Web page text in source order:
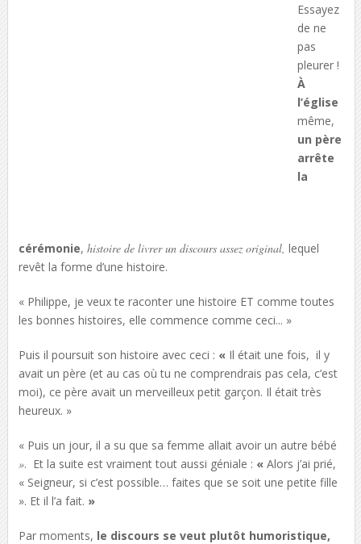
Essayez
de ne
pas
pleurer !
À
l’église
même,
un père
arrête
la
cérémonie, histoire de livrer un discours assez original, lequel
revêt la forme d’une histoire.
« Philippe, je veux te raconter une histoire ET comme toutes
les bonnes histoires, elle commence comme ceci... »
Puis il poursuit son histoire avec ceci : «Il était une fois, il y
avait un père (et au cas où tu ne comprendrais pas cela, c’est
moi), ce père avait un merveilleux petit garçon. Il était très
heureux. »
« Puis un jour, il a su que sa femme allait avoir un autre bébé
». Et la suite est vraiment tout aussi géniale : «Alors j’ai prié,
« Seigneur, si c’est possible… faites que se soit une petite fille
». Et il l’a fait. »
Par moments, le discours se veut plutôt humoristique,